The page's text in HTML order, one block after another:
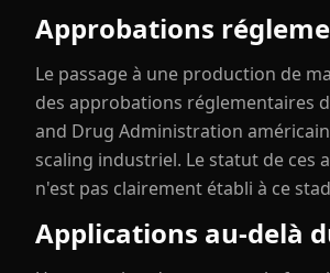
Approbations
Le passage à une production de
des approbations réglementaires
and Drug Administration
scaling industriel. Le statut de ces
n'est pas clairement établi à ce
Applications au-delà